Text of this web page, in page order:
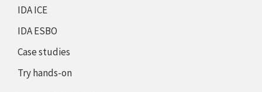
IDA ICE
IDA ESBO
Case studies
Try hands-on